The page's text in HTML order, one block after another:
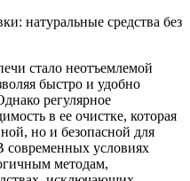
натуральные средства без
стало неотъемлемой
быстро и удобно
регулярное
в ее очистке, которая
но и безопасной для
условиях
методам,